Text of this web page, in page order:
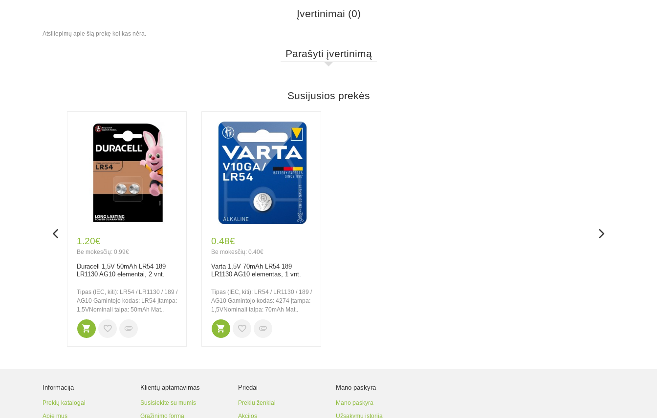
Įvertinimai (0)
Atsiliepimų apie šią prekę kol kas nėra.
Parašyti įvertinimą
Susijusios prekės
1.20€
Be mokesčių: 0.99€
Duracell 1,5V 50mAh LR54 189
LR1130 AG10 elementai, 2 vnt.
Tipas (IEC, kiti): LR54 / LR1130 / 189 /
AG10 Gamintojo kodas: LR54 Įtampa:
1,5VNominali talpa: 50mAh Mat..
0.48€
Be mokesčių: 0.40€
Varta 1,5V 70mAh LR54 189
LR1130 AG10 elementas, 1 vnt.
Tipas (IEC, kiti): LR54 / LR1130 / 189 /
AG10 Gamintojo kodas: 4274 Įtampa:
1,5VNominali talpa: 70mAh Mat..
Informacija
Prekių katalogai
Apie mus
Klientų aptarnavimas
Susisiekite su mumis
Grąžinimo forma
Priedai
Prekių ženklai
Akcijos
Mano paskyra
Mano paskyra
Užsakymų istorija